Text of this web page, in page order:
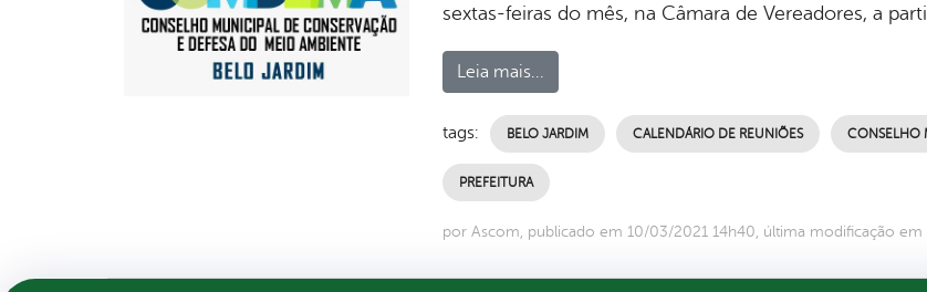
sextas-feiras do mês, na Câmara de Vereadores, a
Leia mais...
tags: BELO JARDIM CALENDÁRIO DE REUNIÕES CONSELHO
PREFEITURA
por Ascom, publicado em 10/03/2021 14h40, última modificação